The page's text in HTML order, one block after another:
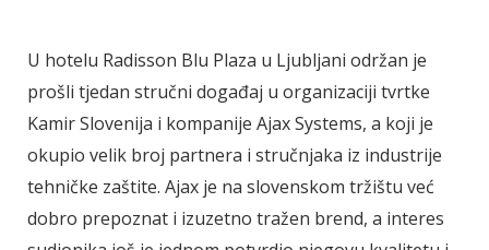
U hotelu Radisson Blu Plaza u Ljubljani održan je
prošli tjedan stručni događaj u organizaciji tvrtke
Kamir Slovenija i kompanije Ajax Systems, a koji je
okupio velik broj partnera i stručnjaka iz industrije
tehničke zaštite. Ajax je na slovenskom tržištu već
dobro prepoznat i izuzetno tražen brend, a interes